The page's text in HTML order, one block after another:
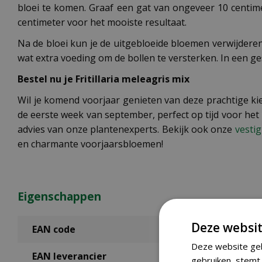
bloei te komen. Graaf een gat van ongeveer 10
centimeter voor het mooiste resultaat.
Na de bloei kun je de uitgebloeide bloemen
wat extra voeding om de bollen te versterken. In een
Bestel nu je Fritillaria meleagris mix
Wil je komend voorjaar genieten van deze prachtige
de eerste week van september, perfect op tijd voor
advies van onze plantenexperts. Bekijk ook onze
en charmante voorjaarsbloemen!
Eigenschappen
EAN code
EAN leverancier
Deze
Deze website